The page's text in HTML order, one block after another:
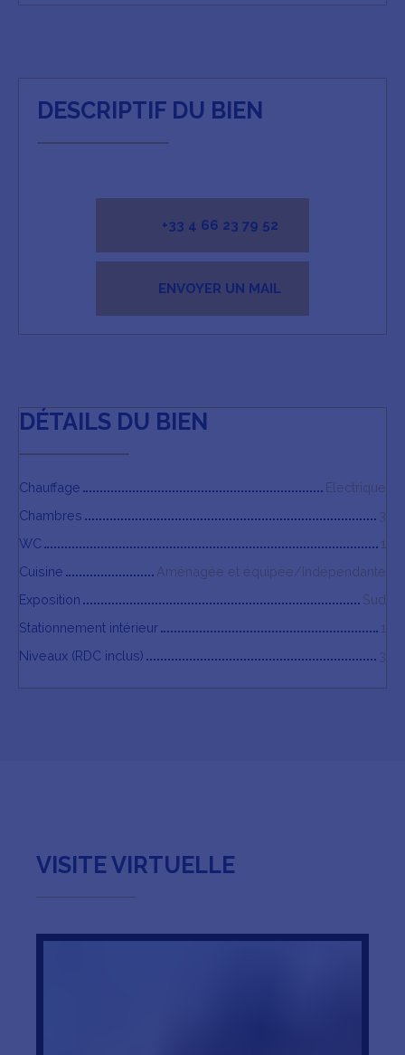
DESCRIPTIF DU BIEN
+33 4 66 23 79 52
ENVOYER UN MAIL
DÉTAILS DU BIEN
Chauffage
Electrique
Chambres
3
WC
1
Cuisine
Aménagée et équipée/Indépendante
Exposition
Sud
Stationnement intérieur
1
Niveaux (RDC inclus)
3
VISITE VIRTUELLE